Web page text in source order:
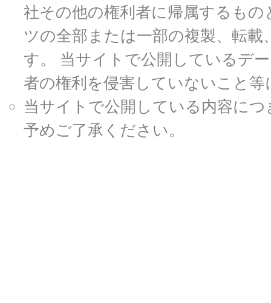
社その他の権利者に帰属するも
ツの全部または一部の複製、転
す。 当サイトで公開しているデ
者の権利を侵害していないこと
当サイトで公開している内容に
予めご了承ください。